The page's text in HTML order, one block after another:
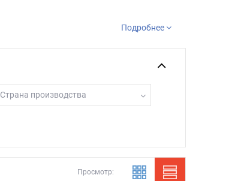
Подробнее
Страна производства
Просмотр: